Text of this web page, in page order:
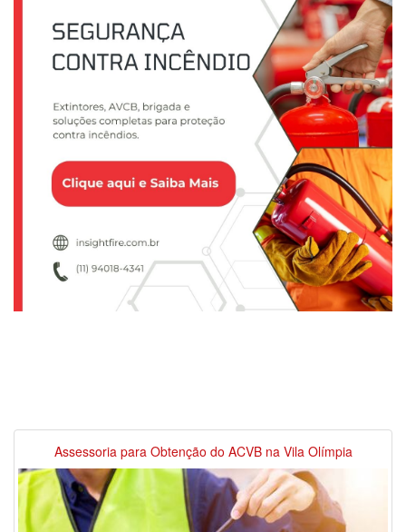
Assessoria para Obtenção do ACVB na Vila Olímpia